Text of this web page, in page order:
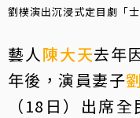
劉樸演出沉浸式定目劇「
藝人 陳大天去年
年後，演員妻子
（18日）出席